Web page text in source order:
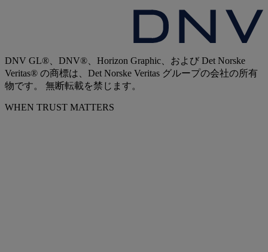
DNV GL®、DNV®、Horizon Graphic、および Det Norske
Veritas® の商標は、Det Norske Veritas グループの会社の所有
物です。 無断転載を禁じます。
WHEN TRUST MATTERS